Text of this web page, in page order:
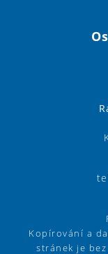
Kopírování a
stránek je